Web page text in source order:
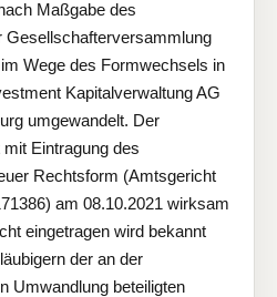
Maßgabe des
Gesellschafterversammlung
Wege des Formwechsels in
Kapitalverwaltung AG
umgewandelt. Der
Eintragung des
Rechtsform (Amtsgericht
am 08.10.2021 wirksam
eingetragen wird bekannt
der an der
Umwandlung beteiligten